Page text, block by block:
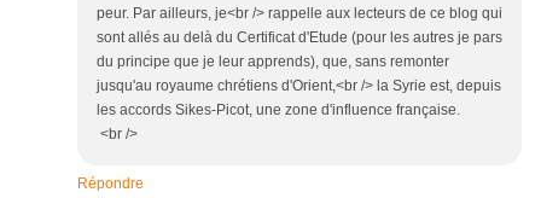
peur. Par ailleurs, je<br /> rappelle aux lecteurs de ce blog qui
sont allés au delà du Certificat d'Etude (pour les autres je pars
du principe que je leur apprends), que, sans remonter
jusqu'au royaume chrétiens d'Orient,<br /> la Syrie est, depuis
les accords Sikes-Picot, une zone d'influence française.
<br />
Répondre